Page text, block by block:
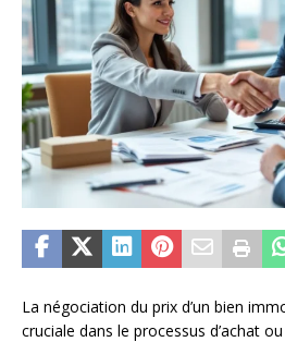
La négociation du prix d’un bien
cruciale dans le processus d’achat